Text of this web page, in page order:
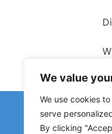
We value
We use cookies
serve
By clicking